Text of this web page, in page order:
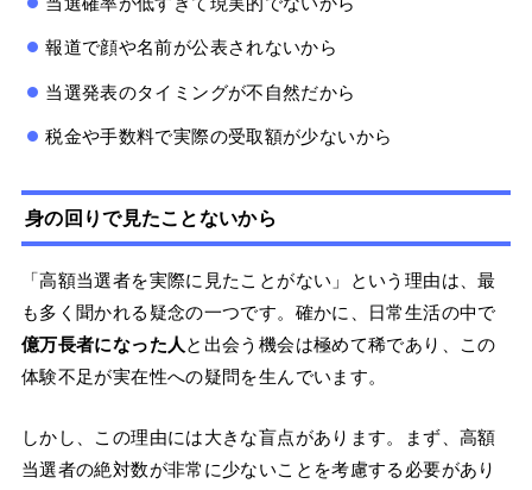
報道で顔や名前が公表されないから
当選発表のタイミングが不自然だから
税金や手数料で実際の受取額が少ないから
身の回りで見たことないから
「高額当選者を実際に見たことがない」という理由は、最
も多く聞かれる疑念の一つです。確かに、日常生活の中で
億万長者になった人 と出会う機会は極めて稀であり、この
体験不足が実在性への疑問を生んでいます。
しかし、この理由には大きな盲点があります。まず、高額
当選者の絶対数が非常に少ないことを考慮する必要があり